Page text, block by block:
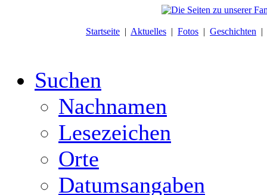
Startseite | Aktuelles | Fotos | Geschichten |
Suchen
Nachnamen
Lesezeichen
Orte
Datumsangaben